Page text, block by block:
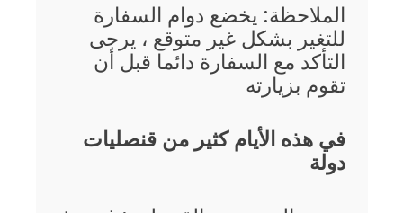
الملاحظة: يخضع دوام السفارة
للتغير بشكل غير متوقع ، يرجى
التأكد مع السفارة دائما قبل أن
تقوم بزيارته
في هذه الأيام كثير من قنصليات
دولة